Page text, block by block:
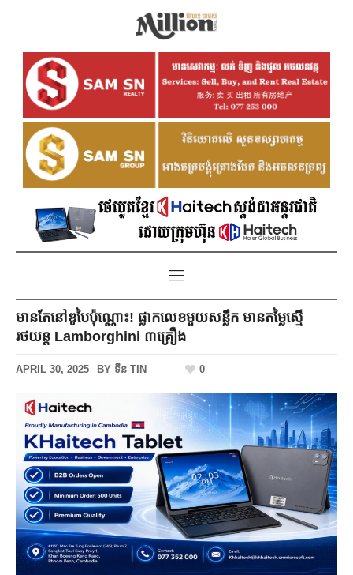
មានតែនៅឌូបៃប៉ុណ្ណោះ! ផ្លាកលេខមួយសន្លឹក មានតម្លៃស្មើ
រថយន្ត Lamborghini ៣គ្រឿង
APRIL 30, 2025 BY ទីន TIN 0